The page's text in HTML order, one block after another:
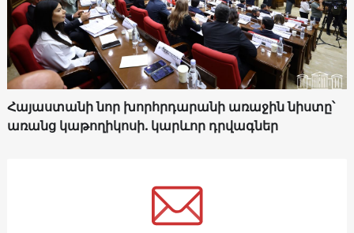
Հայաստանի նոր խորհրդարանի առաջին նիստը՝
առանց կաթողիկոսի. կարևոր դրվագներ